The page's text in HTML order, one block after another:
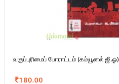
வகுப்புரிமைப் போராட்டம் (கம்யூனல் ஜி.ஓ)
180.00